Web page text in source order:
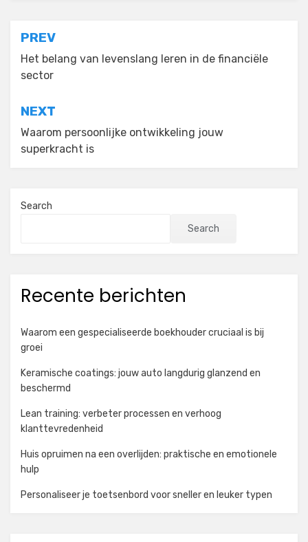
Post
navigation
PREV
Het belang van levenslang leren in de financiële
sector
NEXT
Waarom persoonlijke ontwikkeling jouw
superkracht is
Search
Search
Recente berichten
Waarom een gespecialiseerde boekhouder cruciaal is bij
groei
Keramische coatings: jouw auto langdurig glanzend en
beschermd
Lean training: verbeter processen en verhoog
klanttevredenheid
Huis opruimen na een overlijden: praktische en emotionele
hulp
Personaliseer je toetsenbord voor sneller en leuker typen